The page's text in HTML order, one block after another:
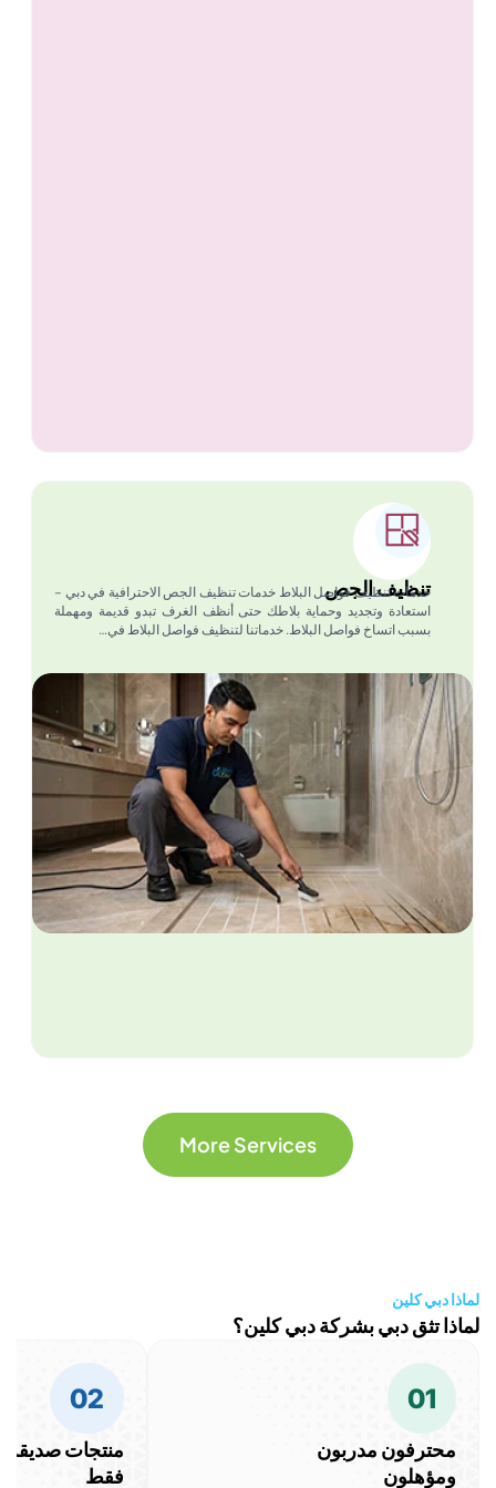
تنظيف الجص
خدمات تنظيف فواصل البلاط خدمات تنظيف الجص الاحترافية في دبي –
استعادة وتجديد وحماية بلاطك حتى أنظف الغرف تبدو قديمة ومهملة
بسبب اتساخ فواصل البلاط. خدماتنا لتنظيف فواصل البلاط في…
More Services
كلين
تثق دبي بشركة دبي كلين؟
مدربون
منتجات صديقة للبيئة